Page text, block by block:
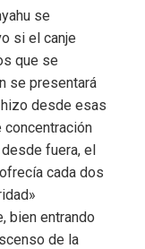
se
si el canje
que se
se presentará
hizo desde esas
concentración
fuera, el
cada dos
bien entrando
de la